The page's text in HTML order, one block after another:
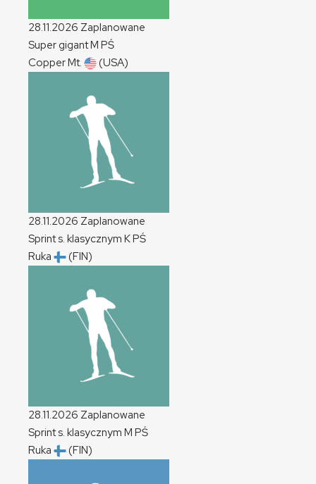
28.11.2026 Zaplanowane
Super gigantM PŚ
Copper Mt.
(USA)
28.11.2026 Zaplanowane
Sprint s. klasycznym KPŚ
Ruka
(FIN)
28.11.2026 Zaplanowane
Sprint s. klasycznym M PŚ
Ruka
(FIN)